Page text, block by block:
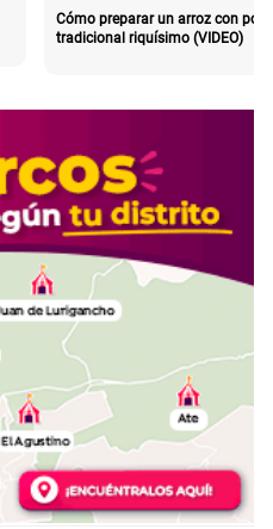
Cómo preparar un arroz con pollo
tradicional riquísimo (VIDEO)